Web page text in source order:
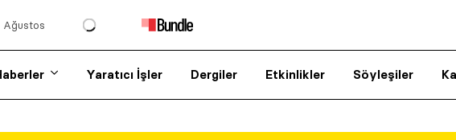
Ağustos
Yaratıcı İşler Dergiler Etkinlikler Söyleşiler